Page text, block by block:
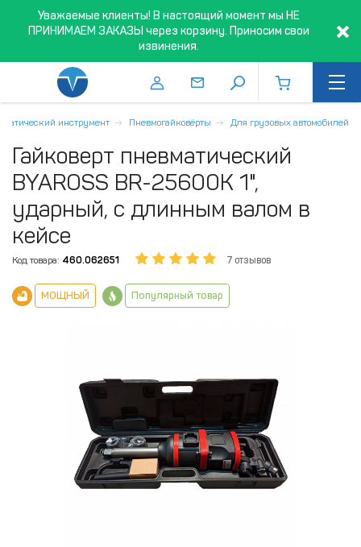
Уважаемые клиенты! В настоящий момент мы НЕ
ПРИНИМАЕМ ЗАКАЗЫ через корзину. Приносим свои
извинения.
инструмент Пневмогайковёрты Для грузовых автомобилей
Гайковерт пневматический
BYAROSS BR-25600К 1",
ударный, с длинным валом в
кейсе
Код товара: 460.062651 7 отзывов
МОЩНЫЙ Популярный товар